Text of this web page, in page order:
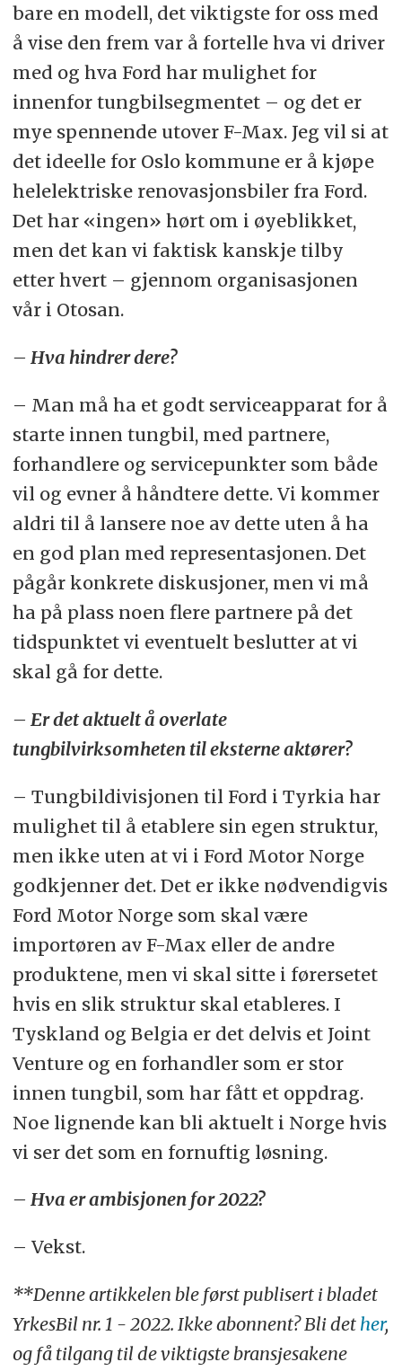
bare en modell, det viktigste for oss med
å vise den frem var å fortelle hva vi driver
med og hva Ford har mulighet for
innenfor tungbilsegmentet – og det er
mye spennende utover F-Max. Jeg vil si at
det ideelle for Oslo kommune er å kjøpe
helelektriske renovasjonsbiler fra Ford.
Det har «ingen» hørt om i øyeblikket,
men det kan vi faktisk kanskje tilby
etter hvert – gjennom organisasjonen
vår i Otosan.
– Hva hindrer dere?
– Man må ha et godt serviceapparat for å
starte innen tungbil, med partnere,
forhandlere og servicepunkter som både
vil og evner å håndtere dette. Vi kommer
aldri til å lansere noe av dette uten å ha
en god plan med representasjonen. Det
pågår konkrete diskusjoner, men vi må
ha på plass noen flere partnere på det
tidspunktet vi eventuelt beslutter at vi
skal gå for dette.
– Er det aktuelt å overlate
tungbilvirksomheten til eksterne aktører?
– Tungbildivisjonen til Ford i Tyrkia har
mulighet til å etablere sin egen struktur,
men ikke uten at vi i Ford Motor Norge
godkjenner det. Det er ikke nødvendigvis
Ford Motor Norge som skal være
importøren av F-Max eller de andre
produktene, men vi skal sitte i førersetet
hvis en slik struktur skal etableres. I
Tyskland og Belgia er det delvis et Joint
Venture og en forhandler som er stor
innen tungbil, som har fått et oppdrag.
Noe lignende kan bli aktuelt i Norge hvis
vi ser det som en fornuftig løsning.
– Hva er ambisjonen for 2022?
– Vekst.
**Denne artikkelen ble først publisert i bladet
YrkesBil nr. 1 - 2022. Ikke abonnent? Bli det her,
og få tilgang til de viktigste bransjesakene